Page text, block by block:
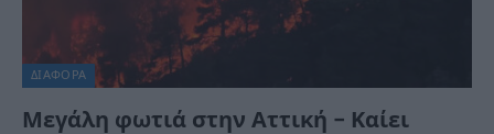
ΔΙΆΦΟΡΑ
Μεγάλη φωτιά στην Αττική – Καίει